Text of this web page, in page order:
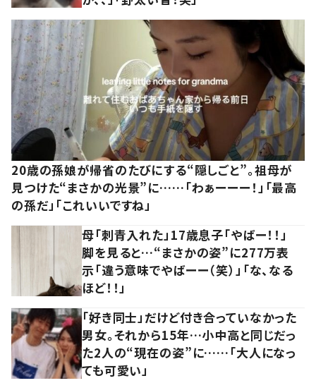
20歳の孫娘が帰省のたびにする“隠しごと”。祖母が
見つけた“まさかの光景”に……「わぁーーー！」「最高
の孫だ」「これいいですね」
母「刺青入れた」17歳息子「やばー！！」
脚を見ると…“まさかの姿”に277万表
示「違う意味でやばーー（笑）」「な、なる
ほど！！」
「好き同士」だけど付き合っていなかった
男女。それから15年…小中高と同じだっ
た2人の“現在の姿”に……「大人になっ
ても可愛い」